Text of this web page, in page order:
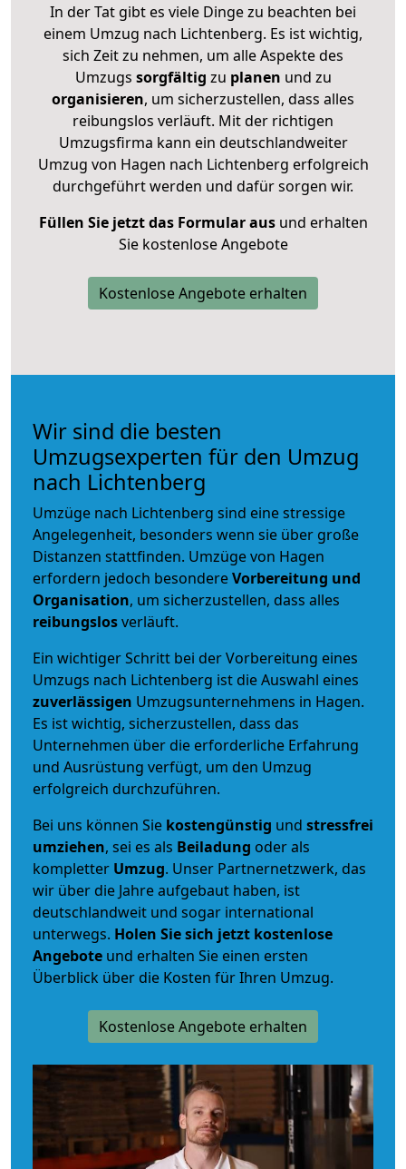
In der Tat gibt es viele Dinge zu beachten bei
einem Umzug nach Lichtenberg. Es ist wichtig,
sich Zeit zu nehmen, um alle Aspekte des
Umzugs sorgfältig zu planen und zu
organisieren, um sicherzustellen, dass alles
reibungslos verläuft. Mit der richtigen
Umzugsfirma kann ein deutschlandweiter
Umzug von Hagen nach Lichtenberg erfolgreich
durchgeführt werden und dafür sorgen wir.
Füllen Sie jetzt das Formular ausund erhalten
Sie kostenlose Angebote
Kostenlose Angebote erhalten
Wir sind die besten
Umzugsexperten für den Umzug
nach Lichtenberg
Umzüge nach Lichtenberg sind eine stressige
Angelegenheit, besonders wenn sie über große
Distanzen stattfinden. Umzüge von Hagen
erfordern jedoch besondereVorbereitung und
Organisation, um sicherzustellen, dass alles
reibungslosverläuft.
Ein wichtiger Schritt bei der Vorbereitung eines
Umzugs nach Lichtenberg ist die Auswahl eines
zuverlässigen Umzugsunternehmens in Hagen.
Es ist wichtig, sicherzustellen, dass das
Unternehmen über die erforderliche Erfahrung
und Ausrüstung verfügt, um den Umzug
erfolgreich durchzuführen.
Bei uns können Sie kostengünstig und stressfrei
umziehen, sei es als Beiladung oder als
kompletter Umzug. Unser Partnernetzwerk, das
wir über die Jahre aufgebaut haben, ist
deutschlandweit und sogar international
unterwegs. Holen Sie sich jetzt kostenlose
Angebote und erhalten Sie einen ersten
Überblick über die Kosten für Ihren Umzug.
Kostenlose Angebote erhalten